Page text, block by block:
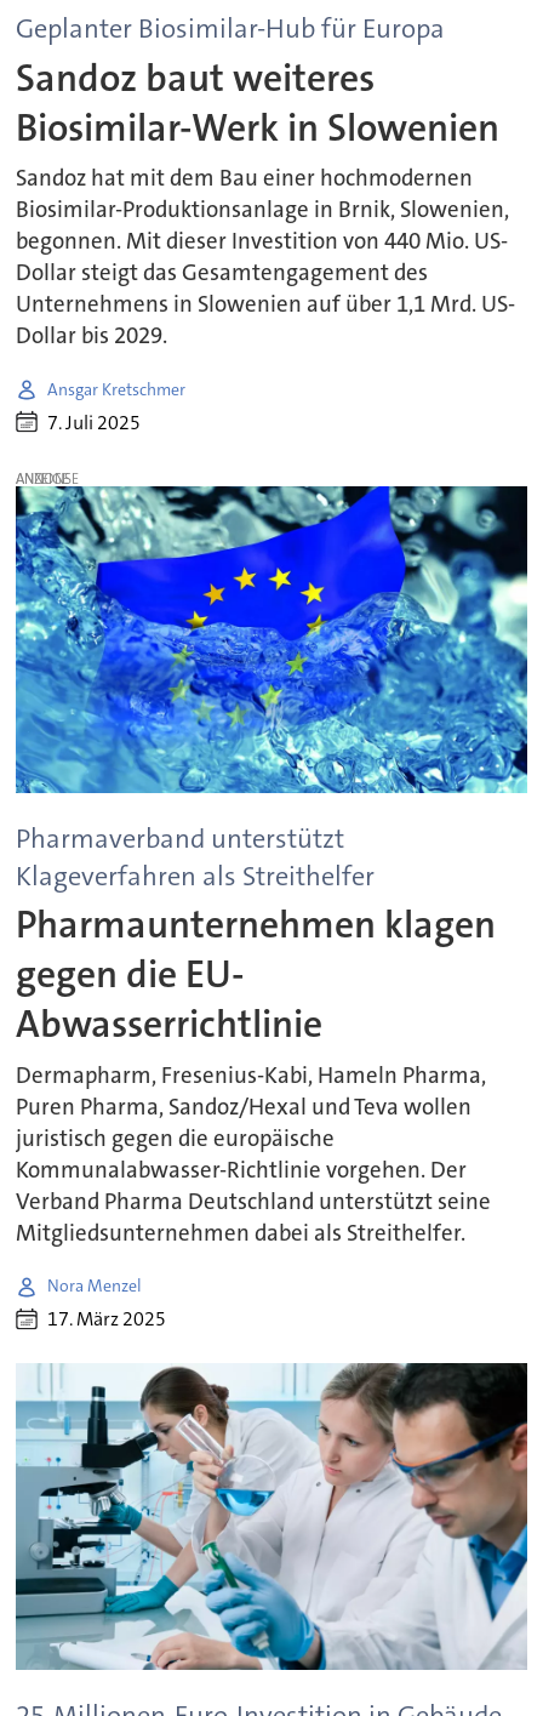
Geplanter Biosimilar-Hub für Europa
Sandoz baut weiteres
Biosimilar-Werk in Slowenien
Sandoz hat mit dem Bau einer hochmodernen
Biosimilar-Produktionsanlage in Brnik, Slowenien,
begonnen. Mit dieser Investition von 440 Mio. US-
Dollar steigt das Gesamtengagement des
Unternehmens in Slowenien auf über 1,1 Mrd. US-
Dollar bis 2029.
Ansgar Kretschmer
7. Juli 2025
ANZEIGE
Pharmaverband unterstützt
Klageverfahren als Streithelfer
Pharmaunternehmen klagen
gegen die EU-
Abwasserrichtlinie
Dermapharm, Fresenius-Kabi, Hameln Pharma,
Puren Pharma, Sandoz/Hexal und Teva wollen
juristisch gegen die europäische
Kommunalabwasser-Richtlinie vorgehen. Der
Verband Pharma Deutschland unterstützt seine
Mitgliedsunternehmen dabei als Streithelfer.
Nora Menzel
17. März 2025